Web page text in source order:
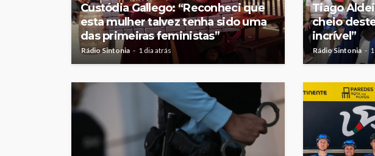
Custódia Gallego: “Reconheci que
esta mulher talvez tenha sido uma
das primeiras feministas”
Rádio Sintonia 1 dia atrás
Tiago
cheio
incrível”
Rádio Sintonia